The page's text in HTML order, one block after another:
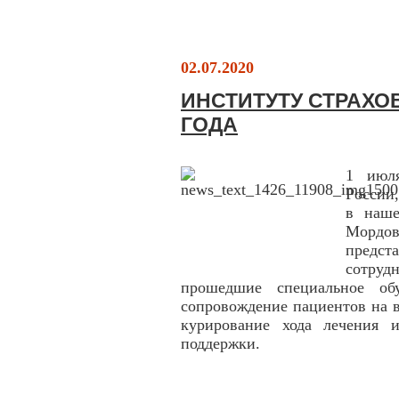
02.07.2020
ИНСТИТУТУ
ГОДА
1
в
прошедшие специальное
сопровождение пациентов на
курирование хода лечения
поддержки.